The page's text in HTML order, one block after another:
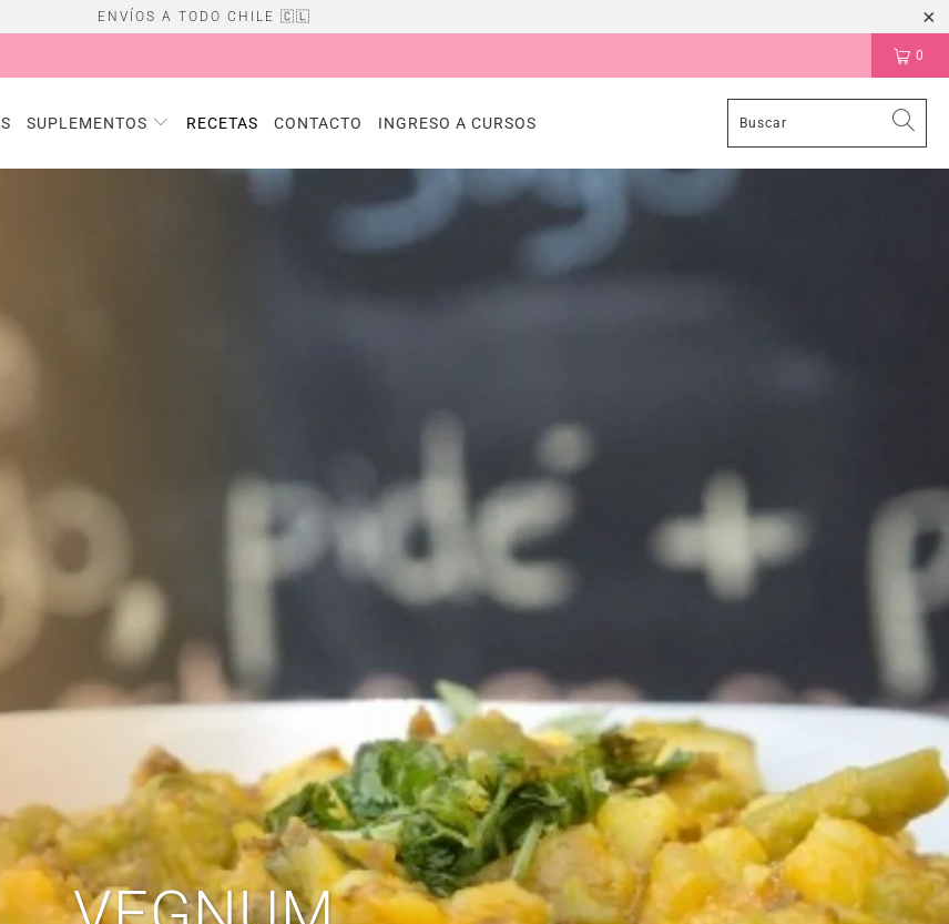
ENVÍOS A TODO CHILE 🇨🇱
0
SUPLEMENTOS RECETAS CONTACTO INGRESO A CURSOS